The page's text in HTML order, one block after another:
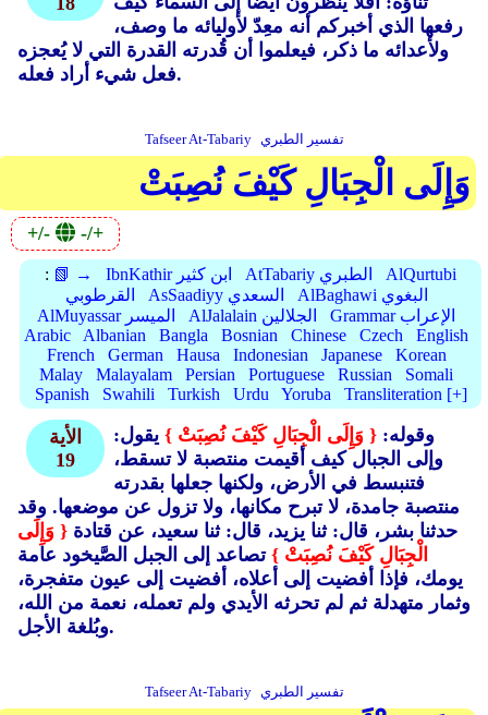
رفعها الذي أخبركم أنه معِدّ لأوليائه ما وصف،
ولأعدائه ما ذكر، فيعلموا أن قُدرته القدرة التي لا يُعجزه
فعل شيء أراد فعله.
Tafseer At-Tabariy تفسير الطبري
وَإِلَى الْجِبَالِ كَيْفَ نُصِبَتْ
+/- -/+
: 📗 → IbnKathir ابن كثير AtTabariy الطبري
AlQurtubi
القرطوبي
AsSaadiyy السعدي
AlBaghawi البغوي
AlMuyassar الميسر
AlJalalain الجلالين
Grammar الإعراب
Arabic
Albanian Bangla Bosnian Chinese Czech
English
French
German Hausa Indonesian Japanese
Korean
Malay
Malayalam Persian Portuguese Russian
Somali
Spanish
Swahili Turkish Urdu Yoruba Transliteration [+]
الأية
19
وقوله: { وَإِلَى الْجِبَالِ كَيْفَ نُصِبَتْ } يقول:
وإلى الجبال كيف أقيمت منتصبة لا تسقط،
فتنبسط في الأرض، ولكنها جعلها بقدرته
منتصبة جامدة، لا تبرح مكانها، ولا تزول عن موضعها. وقد
حدثنا بشر، قال: ثنا يزيد، قال: ثنا سعيد، عن قتادة { وَإِلَى
الْجِبَالِ كَيْفَ نُصِبَتْ } تصاعد إلى الجبل الصَّيخود عامة
يومك، فإذا أفضيت إلى أعلاه، أفضيت إلى عيون متفجرة،
وثمار متهدلة ثم لم تحرثه الأيدي ولم تعمله، نعمة من الله،
وبُلغة الأجل.
Tafseer At-Tabariy تفسير الطبري